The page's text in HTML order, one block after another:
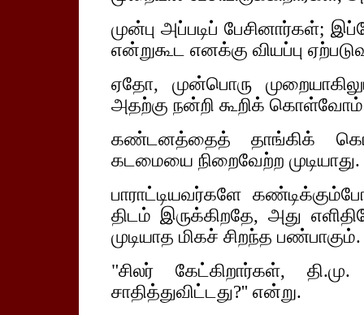
முன்பு அப்படிப் பேசினார்கள்;
என்றுகூட எனக்கு வியப்பு
ஏதோ, முன்பொரு
அதற்கு நன்றி கூறிக்
கண்டனத்தைத் தாங்கிக்
கடமையை நிறைவேற்ற முடியாது.
பாராட்டியவர்களே
திடம் இருக்கிறதே, அது
முடியாத மிகச் சிறந்த பண்பாகும்.
"சிலர் கேட்கிறார்கள்,
சாதித்துவிட்டது?'' என்று.